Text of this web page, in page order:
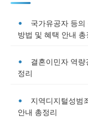
국가유공자 등
방법 및 혜택 안내 총
결혼이민자 역
정리
지역디지털성범
안내 총정리